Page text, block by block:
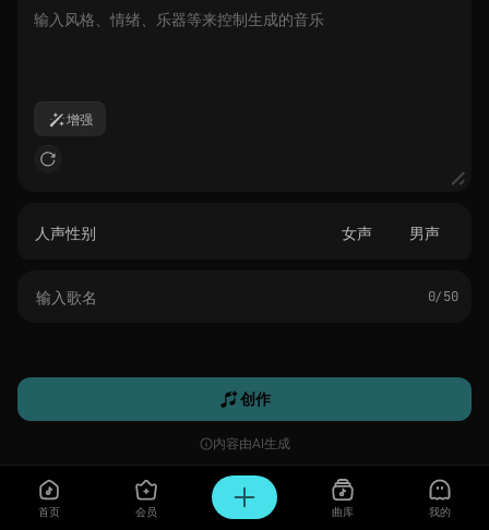
首页 会员 曲库 我的
增强
人声性别 女声 男声
0/ 50
创作
内容由AI生成